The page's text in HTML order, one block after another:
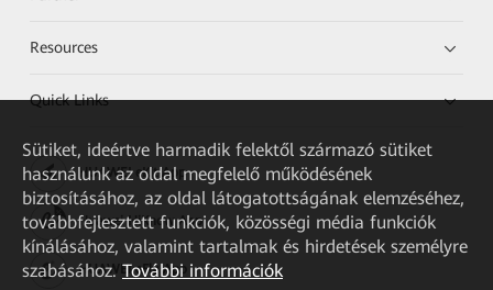
Resources
Quick Links
HUAWEI eKit App
Huawei HiKnow App
HUAWEI eFly App
Sütiket, ideértve harmadik felektől származó sütiket
használunk az oldal megfelelő működésének
biztosításához, az oldal látogatottságának elemzéséhez,
továbbfejlesztett funkciók, közösségi média funkciók
kínálásához, valamint tartalmak és hirdetések személyre
szabásához. További információk